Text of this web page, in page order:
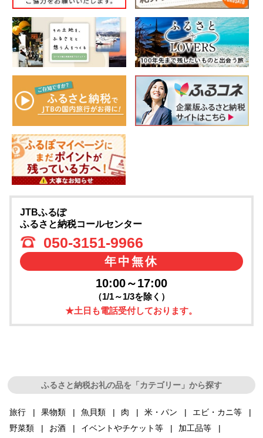
JTBふるぽ
ふるさと納税コールセンター
050-3151-9966
年中無休
10:00～17:00
（1/1～1/3を除く）
★土日も電話受付しております。
ふるさと納税お礼の品を「カテゴリー」から探す
旅行 果物類 魚貝類 肉 米・パン
エビ・カニ等
野菜類
お酒 イベントやチケット等
加工品等